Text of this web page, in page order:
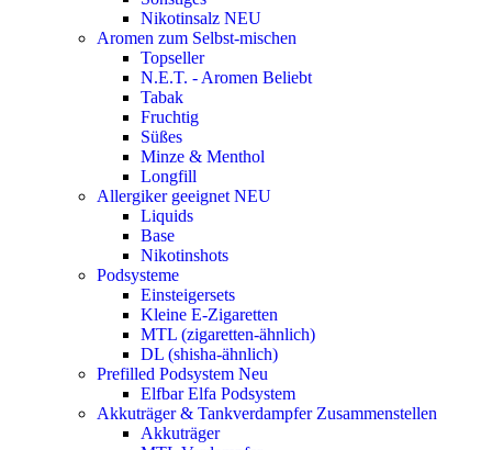
Nikotinsalz NEU
Aromen zum Selbst-mischen
Topseller
N.E.T. - Aromen Beliebt
Tabak
Fruchtig
Süßes
Minze & Menthol
Longfill
Allergiker geeignet NEU
Liquids
Base
Nikotinshots
Podsysteme
Einsteigersets
Kleine E-Zigaretten
MTL (zigaretten-ähnlich)
DL (shisha-ähnlich)
Prefilled Podsystem Neu
Elfbar Elfa Podsystem
Akkuträger & Tankverdampfer Zusammenstellen
Akkuträger